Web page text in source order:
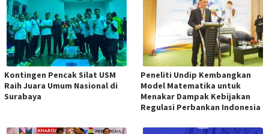
Kontingen Pencak Silat USM
Raih Juara Umum Nasional di
Surabaya
Peneliti Undip Kembangkan
Model Matematika untuk
Menakar Dampak Kebijakan
Regulasi Perbankan Indonesia